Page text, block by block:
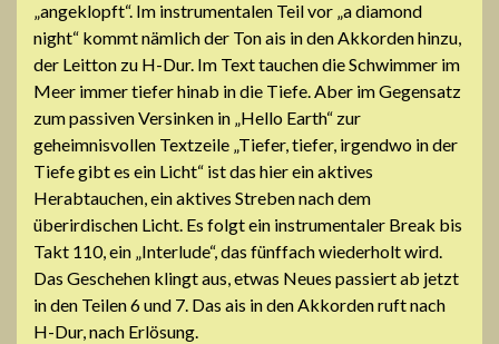
„angeklopft“. Im instrumentalen Teil vor „a diamond
night“ kommt nämlich der Ton ais in den Akkorden hinzu,
der Leitton zu H-Dur. Im Text tauchen die Schwimmer im
Meer immer tiefer hinab in die Tiefe. Aber im Gegensatz
zum passiven Versinken in „Hello Earth“ zur
geheimnisvollen Textzeile „Tiefer, tiefer, irgendwo in der
Tiefe gibt es ein Licht“ ist das hier ein aktives
Herabtauchen, ein aktives Streben nach dem
überirdischen Licht. Es folgt ein instrumentaler Break bis
Takt 110, ein „Interlude“, das fünffach wiederholt wird.
Das Geschehen klingt aus, etwas Neues passiert ab jetzt
in den Teilen 6 und 7. Das ais in den Akkorden ruft nach
H-Dur, nach Erlösung.